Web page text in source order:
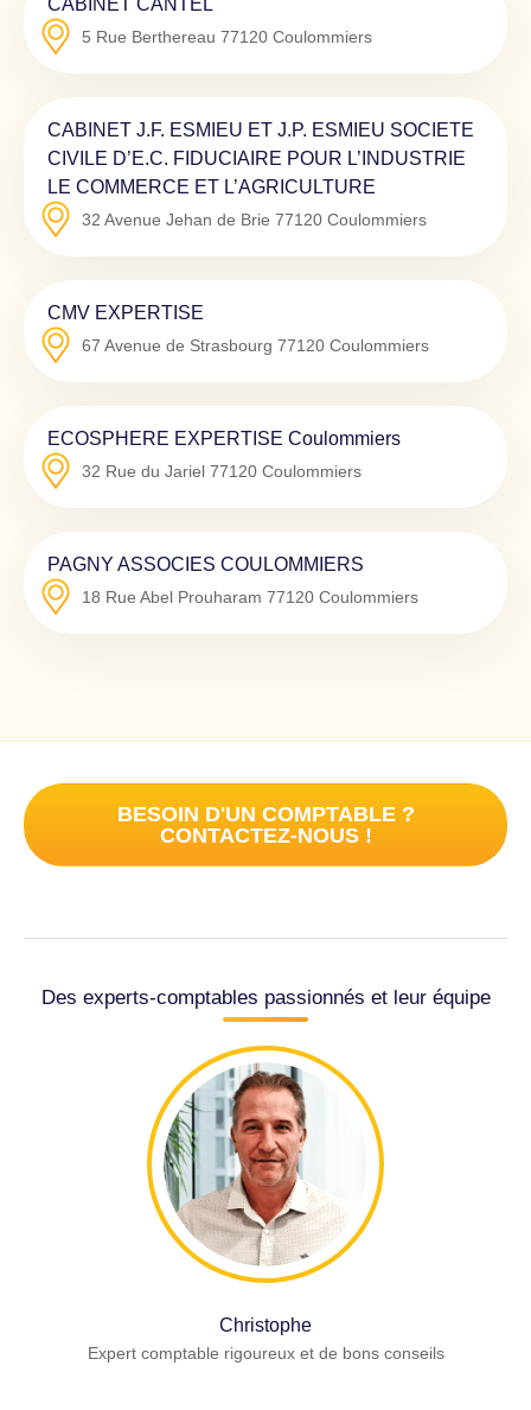
5 Rue Berthereau 77120 Coulommiers
CABINET J.F. ESMIEU ET J.P. ESMIEU SOCIETE
CIVILE D’E.C. FIDUCIAIRE POUR L’INDUSTRIE
LE COMMERCE ET L’AGRICULTURE
32 Avenue Jehan de Brie 77120 Coulommiers
CMV EXPERTISE
67 Avenue de Strasbourg 77120 Coulommiers
ECOSPHERE EXPERTISE Coulommiers
32 Rue du Jariel 77120 Coulommiers
PAGNY ASSOCIES COULOMMIERS
18 Rue Abel Prouharam 77120 Coulommiers
BESOIN D'UN COMPTABLE ?
CONTACTEZ-NOUS !
Des experts-comptables passionnés et leur équipe
Christophe
Expert comptable rigoureux et de bons conseils